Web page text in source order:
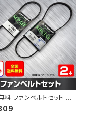
料 ファンベルトセット 日
サーセリエ 型式FN15 H